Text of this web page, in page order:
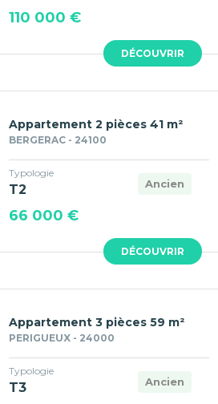
DÉCOUVRIR
110 000 €
DÉCOUVRIR
Appartement 2 pièces 41 m²
BERGERAC - 24100
Ancien
Typologie
T2
66 000 €
Appartement 3 pièces 59 m²
PERIGUEUX - 24000
Ancien
Typologie
T3